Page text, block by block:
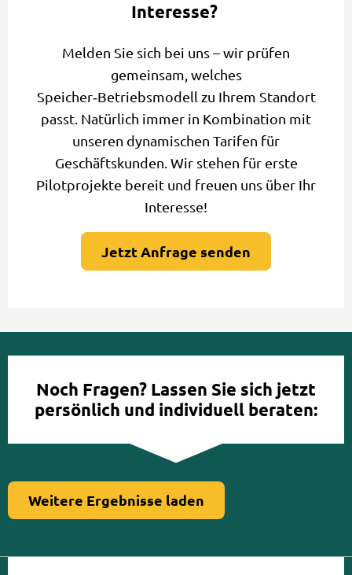
Interesse?
Melden Sie sich bei uns – wir prüfen
gemeinsam, welches
Speicher‑Betriebsmodell zu Ihrem Standort
passt. Natürlich immer in Kombination mit
unseren dynamischen Tarifen für
Geschäftskunden. Wir stehen für erste
Pilotprojekte bereit und freuen uns über Ihr
Interesse!
Jetzt Anfrage senden
Noch Fragen? Lassen Sie sich jetzt
persönlich und individuell beraten:
Weitere Ergebnisse laden